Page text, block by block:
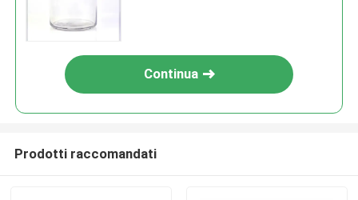
Continua
Prodotti raccomandati